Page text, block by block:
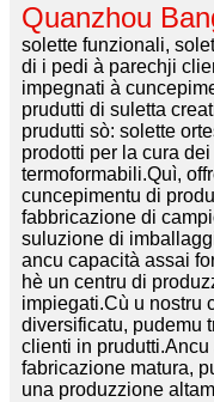
Quanzhou
solette funzionali,
di i pedi à parechji
impegnati à
prudutti di suletta
prudutti sò: solette
prodotti per la cura
termoformabili.Quì,
cuncepimentu di
fabbricazione di
suluzione di
ancu capacità assai
hè un centru di
impiegati.Cù u nostru
diversificatu, pudemu
clienti in
fabricazione matura,
una produzzione